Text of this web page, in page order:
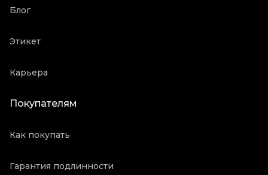
Блог
Этикет
Карьера
Покупателям
Как покупать
Гарантия подлинности